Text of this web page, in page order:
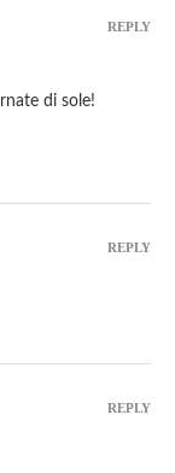
di sole!
REPLY
REPLY
REPLY